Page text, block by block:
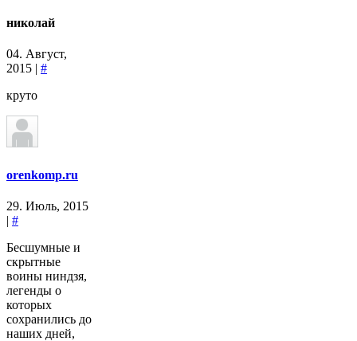
николай
04. Август,
2015 | #
круто
orenkomp.ru
29. Июль, 2015
| #
Бесшумные и
скрытные
воины ниндзя,
легенды о
которых
сохранились до
наших дней,